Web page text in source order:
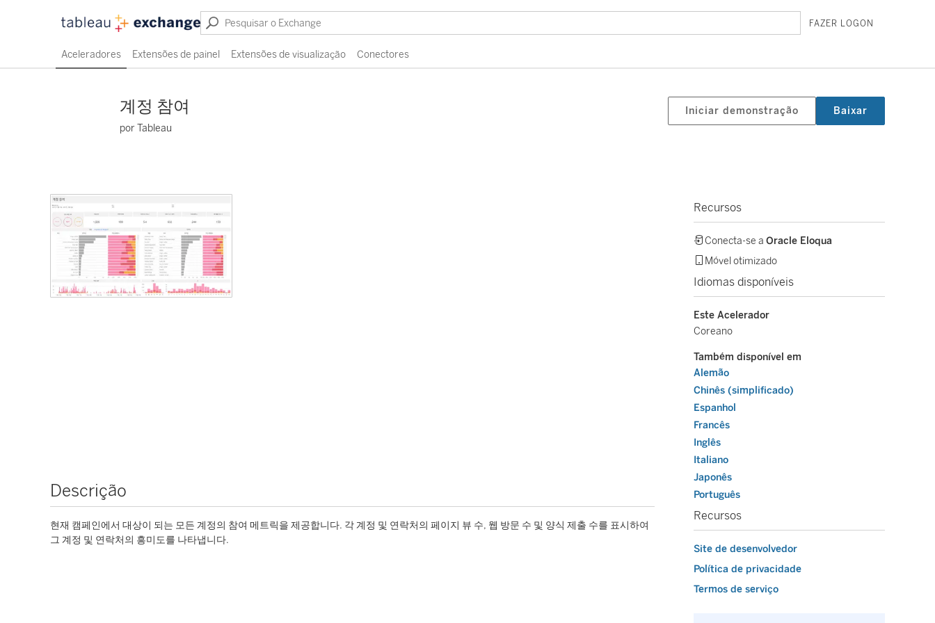
FAZER LOGON
Aceleradores Extensões de painel Extensões de visualização Conectores
계정 참여
por Tableau
Iniciar demonstração Baixar
Descrição
현재 캠페인에서 대상이 되는 모든 계정의 참여 메트릭을 제공합니다. 각 계정 및 연락처의 페이지 뷰 수, 웹 방문 수 및 양식 제출 수를 표시하여
그 계정 및 연락처의 흥미도를 나타냅니다.
Recursos
Conecta-se a Oracle Eloqua
Móvel otimizado
Idiomas disponíveis
Este Acelerador
Coreano
Também disponível em
Alemão
Chinês (simplificado)
Espanhol
Francês
Inglês
Italiano
Japonês
Português
Recursos
Site de desenvolvedor
Política de privacidade
Termos de serviço